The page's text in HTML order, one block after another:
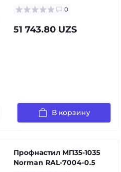
0
51 743.80 UZS
В корзину
Профнастил МП35-1035
Norman RAL-7004-0.5